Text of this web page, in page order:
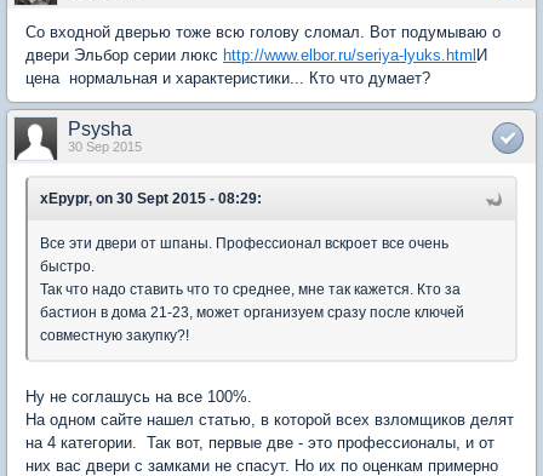
Со входной дверью тоже всю голову сломал. Вот подумываю о
двери Эльбор серии люкс http://www.elbor.ru/seriya-lyuks.html И
цена нормальная и характеристики... Кто что думает?
Psysha
30 Sep 2015
xEpypr, on 30 Sept 2015 - 08:29:
Все эти двери от шпаны. Профессионал вскроет все очень
быстро.
Так что надо ставить что то среднее, мне так кажется. Кто за
бастион в дома 21-23, может организуем сразу после ключей
совместную закупку?!
Ну не соглашусь на все 100%.
На одном сайте нашел статью, в которой всех взломщиков делят
на 4 категории. Так вот, первые две - это профессионалы, и от
них вас двери с замками не спасут. Но их по оценкам примерно